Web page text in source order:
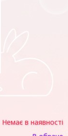
Немає в наявності